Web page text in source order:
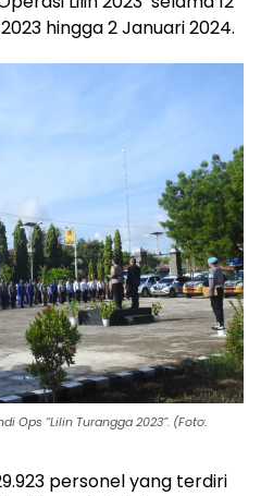
hingga 2 Januari 2024.
Ops “Lilin Turangga 2023”. (Foto:
personel yang terdiri